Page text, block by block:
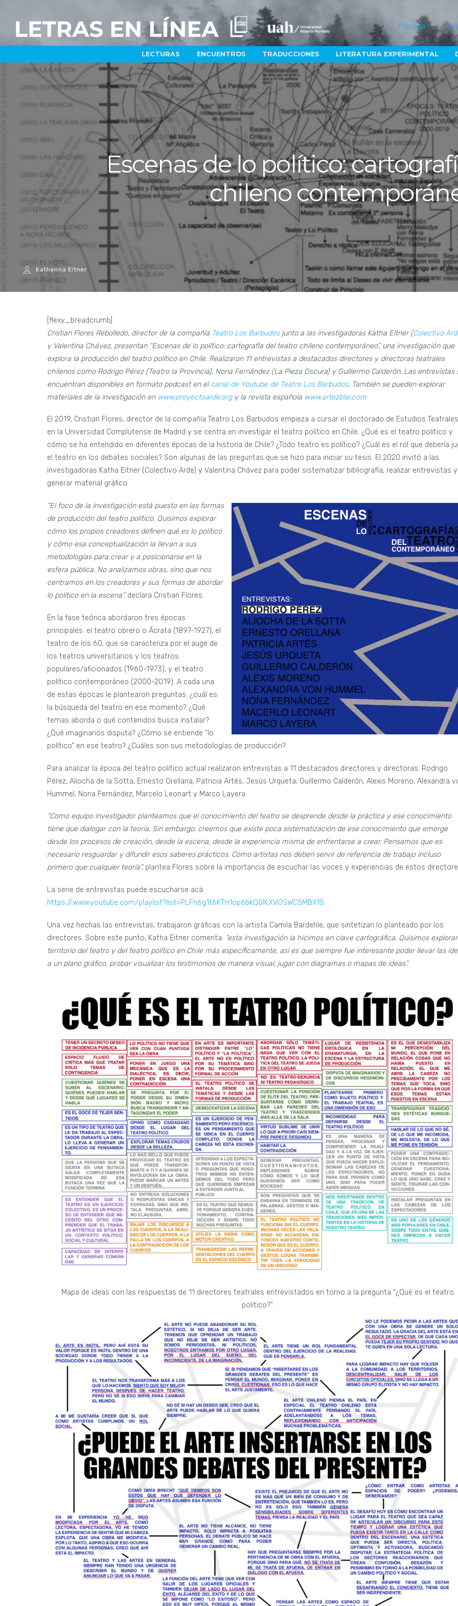
Portada
LECTURAS ENCUENTROS TRADUCCIONES LITERATURA EXPERIMENTAL
Escenas de lo político:
chileno
Katharina Eitner
[flexy_breadcrumb]
Cristian Flores Rebolledo, director de la compañía Teatro Los Barbudosjunto a las investigadoras Katha Eitner (Colectivo
y Valentina Chávez, presentan “Escenas de lo político: cartografía del teatro chileno contemporáneo”, una investigación que
explora la producción del teatro político en Chile. Realizaron 11 entrevistas a destacados directores y directoras teatrales
chilenos como Rodrigo Pérez (Teatro la Provincia), Nona Fernández (La Pieza Oscura) y Guillermo Calderón. Las entrevistas
encuentran disponibles en formato podcast en elcanal de Youtube de Teatro Los Barbudos. También se pueden explorar
materiales de la investigación en www.proyectoarde.orgy la revista española www.artezblai.com
El 2019, Cristian Flores, director de la compañía Teatro Los Barbudos empieza a cursar el doctorado de Estudios Teatrales
en la Universidad Complutense de Madrid y se centra en investigar el teatro político en Chile. ¿Qué es el teatro político y
cómo se ha entendido en diferentes épocas de la historia de Chile? ¿Todo teatro es político? ¿Cuál es el rol que debería
el teatro en los debates sociales? Son algunas de las preguntas que se hizo para iniciar su tesis. El 2020 invitó a las
investigadoras Katha Eitner (Colectivo Arde) y Valentina Chávez para poder sistematizar bibliografía, realizar entrevistas y
generar material gráfico.
“El foco de la investigación está puesto en las formas
de producción del teatro político. Quisimos explorar
cómo los propios creadores definen qué es lo político
y cómo esa conceptualización la llevan a sus
metodologías para crear y a posicionarse en la
esfera pública. No analizamos obras, sino que nos
centramos en los creadores y sus formas de abordar
lo político en la escena”, declara Cristian Flores.
En la fase teórica abordaron tres épocas
principales: el teatro obrero o Ácrata (1897-1927), el
teatro de los 60, que se caracteriza por el auge de
los teatros universitarios y los teatros
populares/aficionados (1960-1973), y el teatro
político contemporáneo (2000-2019). A cada una
de estas épocas le plantearon preguntas: ¿cuál es
la búsqueda del teatro en ese momento? ¿Qué
temas aborda o qué contenidos busca instalar?
¿Qué imaginarios disputa? ¿Cómo se entiende “lo
político” en ese teatro? ¿Cuáles son sus metodologías de producción?
Para analizar la época del teatro político actual realizaron entrevistas a 11 destacados directores y directoras: Rodrigo
Pérez, Aliocha de la Sotta, Ernesto Orellana, Patricia Artés, Jesús Urqueta, Guillermo Calderón, Alexis Moreno, Alexandra
Hummel, Nona Fernández, Marcelo Leonart y Marco Layera.
“Como equipo investigador planteamos que el conocimiento del teatro se desprende desde la práctica y ese conocimiento
tiene que dialogar con la teoría. Sin embargo, creemos que existe poca sistematización de ese conocimiento que emerge
desde los procesos de creación, desde la escena, desde la experiencia misma de enfrentarse a crear. Pensamos que es
necesario resguardar y difundir esos saberes prácticos. Como artistas nos deben servir de referencia de trabajo incluso
primero que cualquier teoría”, plantea Flores sobre la importancia de escuchar las voces y experiencias de estos
La serie de entrevistas puede escucharse acá:
https://www.youtube.com/playlist?list=PLFh6g1t6KTH1op6bkQ0IKXVOSWC5MBXfS
Una vez hechas las entrevistas, trabajaron gráficas con la artista Camila Bardehle, que sintetizan lo planteado por los
directores. Sobre este punto, Katha Eitner comenta: “esta investigación la hicimos en clave cartográfica. Quisimos
territorio del teatro y del teatro político en Chile más específicamente, así es que siempre fue interesante poder llevar las
a un plano gráfico, probar visualizar los testimonios de manera visual, jugar con diagramas o mapas de ideas”.
Mapa de ideas con las respuestas de 11 directores teatrales entrevistados en torno a la pregunta “¿Qué es el teatro
político?”.